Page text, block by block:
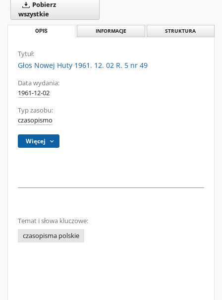
Pobierz
wszystkie
OPIS INFORMACJE STRUKTURA
Tytuł:
Głos Nowej Huty 1961. 12. 02 R. 5 nr 49
Data wydania:
1961-12-02
Typ zasobu:
czasopismo
Więcej
Temat i słowa kluczowe:
czasopisma polskie